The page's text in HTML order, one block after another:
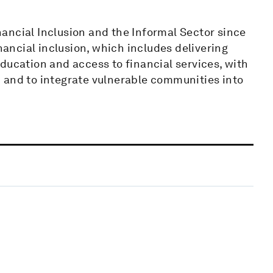
Inclusion and the Informal Sector since
inclusion, which includes delivering
and access to financial services, with
to integrate vulnerable communities into